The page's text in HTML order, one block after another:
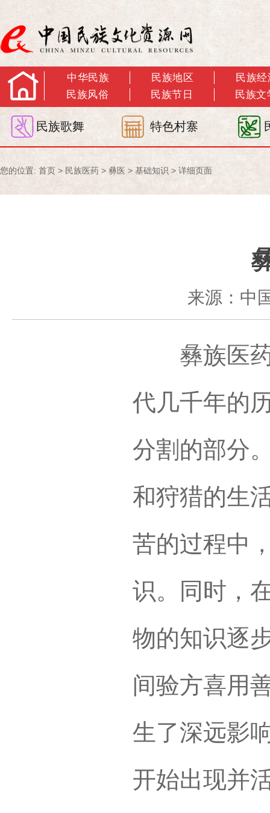
中华民族 民族地区
民族经
民族风俗
民族节日 民族文
民族歌舞 特色村寨
您的位置: 首页 > 民族医药 > 彝医 > 基础知识 > 详细页面
来源：中
彝族医药
代几千年的
分割的部分
和狩猎的生
苦的过程中
识。同时，
物的知识逐
间验方喜用
生了深远影
开始出现并